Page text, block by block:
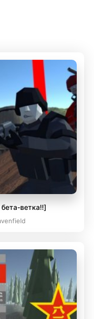
ветка!!]